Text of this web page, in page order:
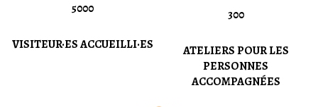
5000
VISITEUR·ES ACCUEILLI·ES
300
ATELIERS POUR LES
PERSONNES
ACCOMPAGNÉES